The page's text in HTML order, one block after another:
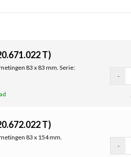
T)
83 x 83 mm. Serie:
-
T)
83 x 154 mm.
-